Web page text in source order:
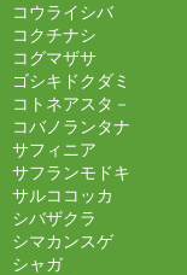
コウライシバ
コクチナシ
コグマザサ
ゴシキドクダミ
コトネアスタ－
コバノランタナ
サフィニア
サフランモドキ
サルココッカ
シバザクラ
シマカンスゲ
シャガ